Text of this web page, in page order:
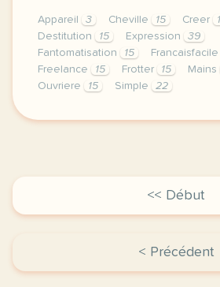
Appareil 3 Cheville 15 Creer
Destitution
15 Expression
39
Fantomatisation
15 Francaisfacile
Freelance
15 Frotter 15 Mains
Ouvriere
15 Simple 22
exercice c1 c2 expression
<< Début
< Précédent